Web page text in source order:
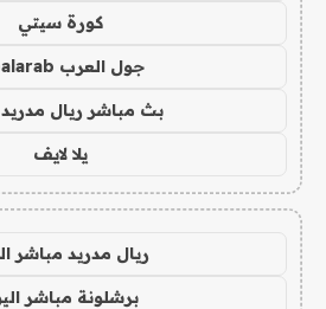
كورة سيتي
جول العرب goalarab
بث مباشر ريال مدريد
يلا لايف
ريال مدريد مباشر
برشلونة مباشر